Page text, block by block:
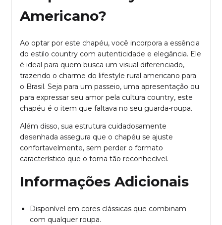
Americano?
Ao optar por este chapéu, você incorpora a essência
do estilo country com autenticidade e elegância. Ele
é ideal para quem busca um visual diferenciado,
trazendo o charme do lifestyle rural americano para
o Brasil. Seja para um passeio, uma apresentação ou
para expressar seu amor pela cultura country, este
chapéu é o item que faltava no seu guarda-roupa.
Além disso, sua estrutura cuidadosamente
desenhada assegura que o chapéu se ajuste
confortavelmente, sem perder o formato
característico que o torna tão reconhecível.
Informações Adicionais
Disponível em cores clássicas que combinam
com qualquer roupa.